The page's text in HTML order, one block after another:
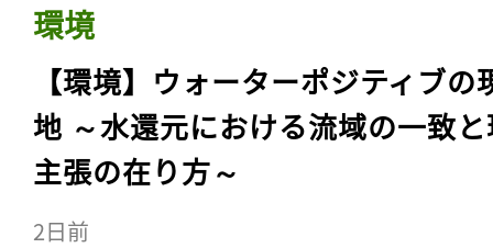
環境
【環境】ウォーターポジティブの
地 ～水還元における流域の一致
主張の在り方～
2日前